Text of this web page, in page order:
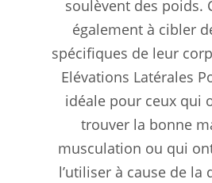
soulèvent des poids.
également à cibler
spécifiques de leur
Elévations Latérales
idéale pour ceux qui
trouver la bonne
musculation ou qui
l’utiliser à cause de la